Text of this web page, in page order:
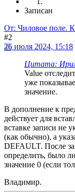
Записан
От: Чиловое поле.
#2
26 июля 2024, 15:18
Цитата:
Value
уже
значение.
В дополнение к
действует для
вставке записи не
(как обычно), а
DEFAULT. После
определить, было
значение 0 (если
Владимир.